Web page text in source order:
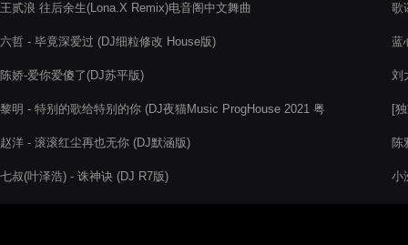
王贰浪 往后余生(Lona.X Remix)电音阁中文舞曲
六哲 - 毕竟深爱过 (DJ细粒修改 House版)
陈娇-爱你爱傻了(DJ苏平版)
黎明 - 特别的歌给特别的你 (DJ夜猫Music ProgHouse 2021 粤
赵洋 - 滚滚红尘再也无你 (DJ默涵版)
七叔(叶泽浩) - 诛神诀 (DJ R7版)
歌
蓝
刘
[
陈
小